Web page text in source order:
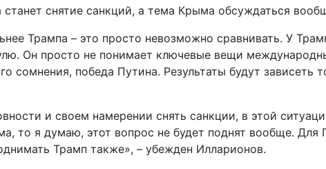
снятие санкций, а тема Крыма обсуждаться
Трампа – это просто невозможно сравнивать. У
Он просто не понимает ключевые вещи
сомнения, победа Путина. Результаты будут зависеть
и своем намерении снять санкции, в этой
то я думаю, этот вопрос не будет поднят вообще. Для
Трамп также», – убежден Илларионов.